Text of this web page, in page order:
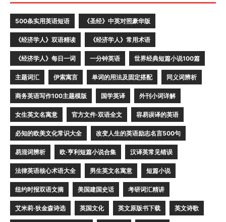
500条实用英语短语 《圣经》中英对照豪华版
《经济学人》双语精读 《经济学人》常用术语
《经济学人》每日一词 一分钟英语 世界经典短篇小说100篇
主题词汇 伊索寓言 单词的用法及固定搭配 同义词辨析
商务英语写作100主题模版 国学英译 外刊小词详解
女生英文名寓意 官方文件·双语全文 容易误译的英语
必知的欧美文化常识大全 改变人生的英语励志名言500句
易混词辨析 欧·亨利短篇小说合集 汉译英常见错误
法律英语核心术语大全 男生英文名寓意 短篇小说
纽约时报双语文摘 美国建国史话 考研词汇精讲
艾米莉·狄金森诗选 英国文化 英文原版书下载 英文诗歌